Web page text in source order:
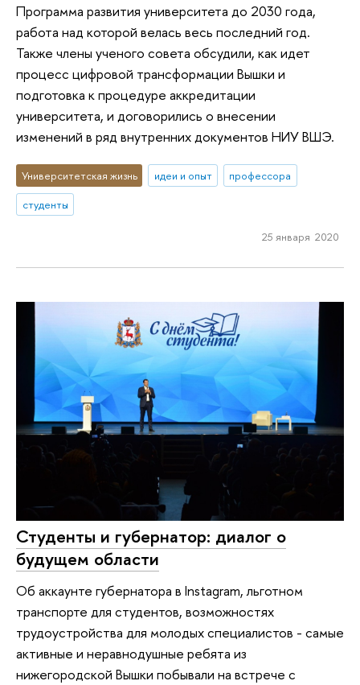
Программа развития университета до 2030 года,
работа над которой велась весь последний год.
Также члены ученого совета обсудили, как идет
процесс цифровой трансформации Вышки и
подготовка к процедуре аккредитации
университета, и договорились о внесении
изменений в ряд внутренних документов НИУ ВШЭ.
Университетская жизнь идеи и опыт
профессора
студенты
25 января 2020
Студенты и губернатор: диалог о
будущем области
Об аккаунте губернатора в Instagram, льготном
транспорте для студентов, возможностях
трудоустройства для молодых специалистов - самые
активные и неравнодушные ребята из
нижегородской Вышки побывали на встрече с